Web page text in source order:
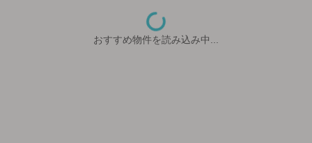
おすすめ物件を読み込み中...